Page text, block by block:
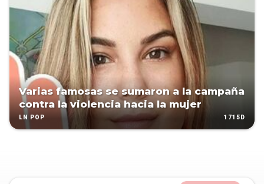
Varias famosas se sumaron a la campaña
contra la violencia hacia la mujer
LN POP 1715D